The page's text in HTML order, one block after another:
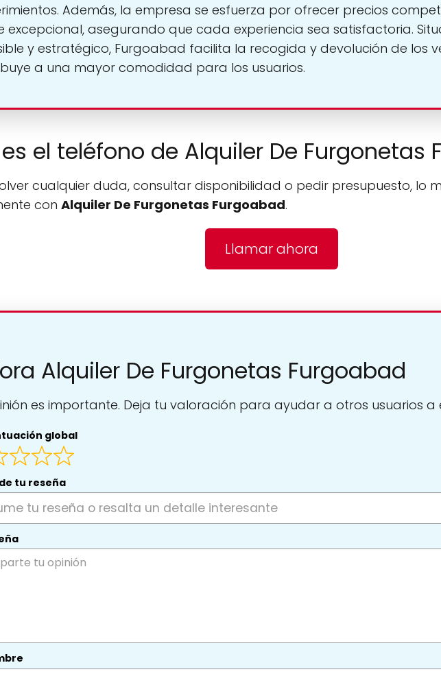
Además, la empresa se esfuerza por ofrecer precios
excepcional, asegurando que cada experiencia sea satisfactoria.
y estratégico, Furgoabad facilita la recogida y devolución de los
a una mayor comodidad para los usuarios.
el teléfono de Alquiler De Furgonetas
cualquier duda, consultar disponibilidad o pedir presupuesto, lo
con Alquiler De Furgonetas Furgoabad.
Llamar ahora
Alquiler De Furgonetas Furgoabad
es importante. Deja tu valoración para ayudar a otros usuarios a
global
tu reseña